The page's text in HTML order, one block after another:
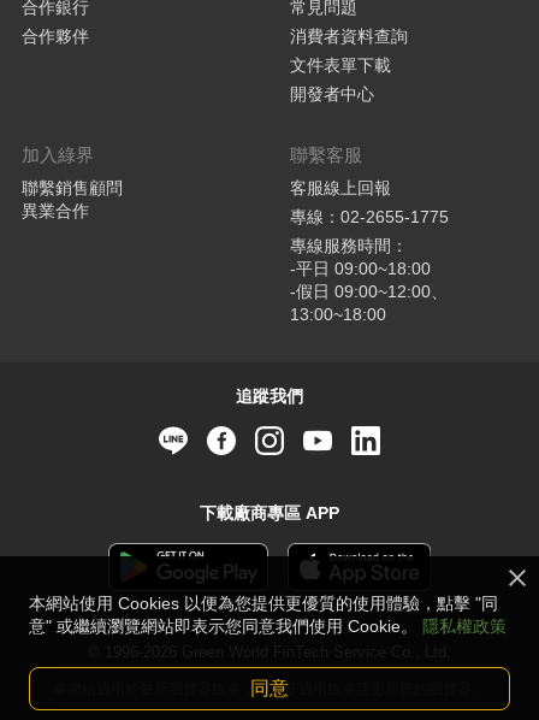
合作銀行
合作夥伴
常見問題
消費者資料查詢
文件表單下載
開發者中心
加入綠界
聯繫銷售顧問
異業合作
聯繫客服
客服線上回報
專線：02-2655-1775
專線服務時間：
-平日 09:00~18:00
-假日 09:00~12:00、
13:00~18:00
追蹤我們
下載廠商專區 APP
本網站適用於最新瀏覽器版本，若並非適用版本請更新您的瀏覽器。
本網站使用 Cookies 以便為您提供更優質的使用體驗，點擊 "同
意" 或繼續瀏覽網站即表示您同意我們使用 Cookie。
隱私權政策
同意